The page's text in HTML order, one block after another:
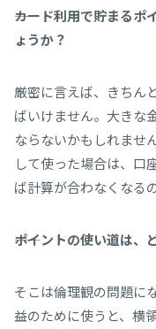
――カード利用で貯まる
ょうか？
厳密に言えば、きちん
ばいけません。大きな
ならないかもしれませ
して使った場合は、口
ば計算が合わなくなる
――ポイントの使い道は
そこは倫理観の問題に
益のために使うと、横